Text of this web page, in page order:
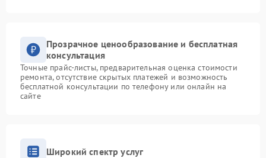
Прозрачное ценообразование и бесплатная
консультация
Точные прайс-листы, предварительная оценка стоимости
ремонта, отсутствие скрытых платежей и возможность
бесплатной консультации по телефону или онлайн на
сайте
Широкий спектр услуг